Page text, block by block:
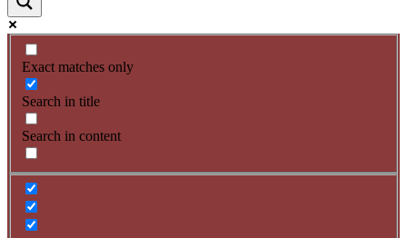
Exact matches only
Search in title
Search in content